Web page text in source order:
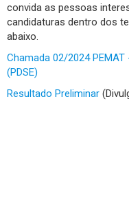
convida as pessoas
candidaturas dentro dos
abaixo.
Chamada 02/2024
(PDSE)
Resultado Preliminar